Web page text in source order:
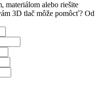
materiálom alebo riešite
3D tlač môže pomôcť? Od